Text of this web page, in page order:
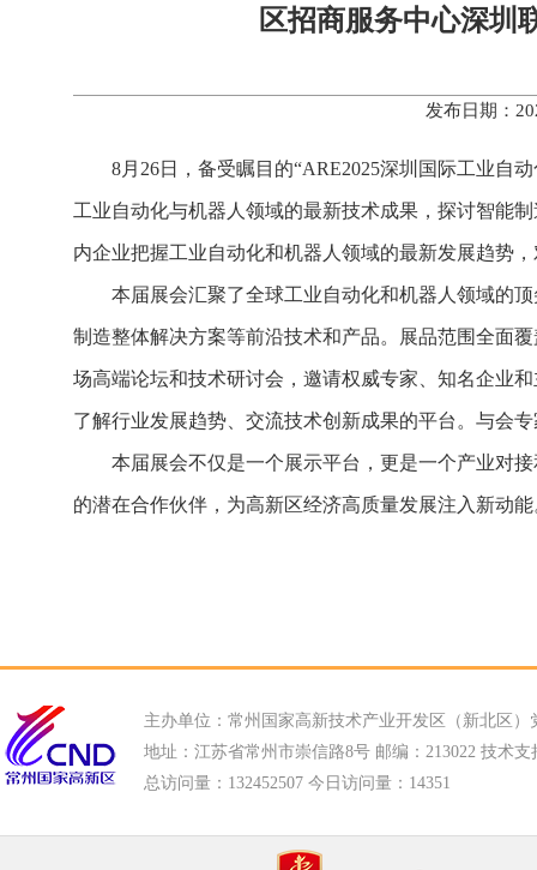
区招商服务中心深圳
发布日期：
8月26日，备受瞩目的“ARE2025深圳国际工业自
工业自动化与机器人领域的最新技术成果，探讨智能
内企业把握工业自动化和机器人领域的最新发展趋势
本届展会汇聚了全球工业自动化和机器人领域的
制造整体解决方案等前沿技术和产品。展品范围全面
场高端论坛和技术研讨会，邀请权威专家、知名企业
了解行业发展趋势、交流技术创新成果的平台。与会
本届展会不仅是一个展示平台，更是一个产业对
的潜在合作伙伴，为高新区经济高质量发展注入新动能
主办单位：常州国家高新技术产业开发区（新北区）
地址：江苏省常州市崇信路8号 邮编：213022 技术支
总访问量： 132452507 今日访问量： 14351